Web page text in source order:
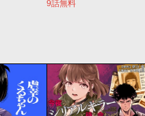
9話無料